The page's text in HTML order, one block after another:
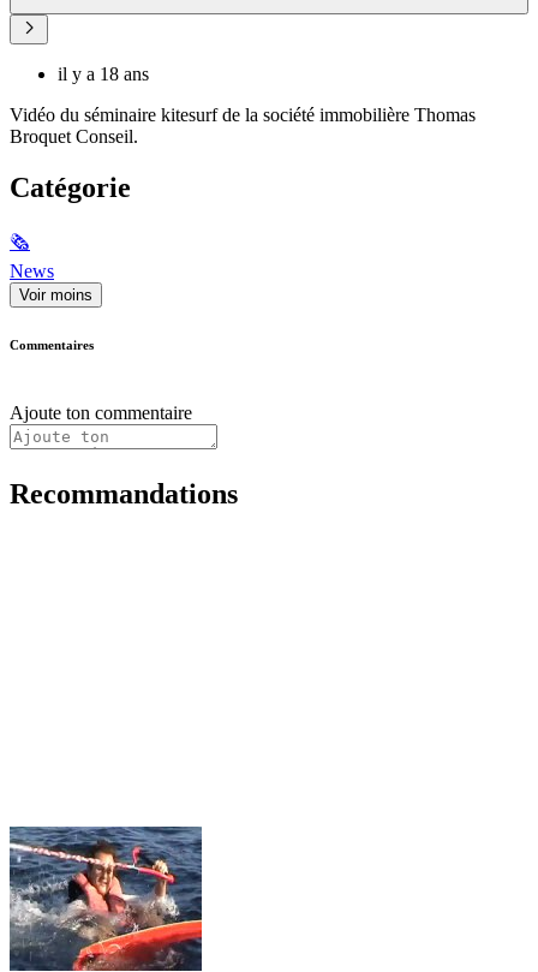
il y a 18 ans
Vidéo du séminaire kitesurf de la société immobilière Thomas
Broquet Conseil.
Catégorie
🗞
News
Voir moins
Commentaires
Ajoute ton commentaire
Recommandations